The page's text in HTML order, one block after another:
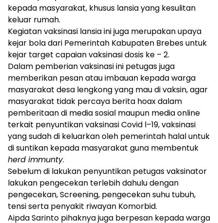
kepada masyarakat, khusus lansia yang kesulitan
keluar rumah.
Kegiatan vaksinasi lansia ini juga merupakan upaya
kejar bola dari Pemerintah Kabupaten Brebes untuk
kejar target capaian vaksinasi dosis ke – 2.
Dalam pemberian vaksinasi ini petugas juga
memberikan pesan atau imbauan kepada warga
masyarakat desa lengkong yang mau di vaksin, agar
masyarakat tidak percaya berita hoax dalam
pemberitaan di media sosial maupun media online
terkait penyuntikan vaksinasi Covid l–19, vaksinasi
yang sudah di keluarkan oleh pemerintah halal untuk
di suntikan kepada masyarakat guna membentuk
herd immunty.
Sebelum di lakukan penyuntikan petugas vaksinator
lakukan pengecekan terlebih dahulu dengan
pengecekan, Screening, pengecekan suhu tubuh,
tensi serta penyakit riwayan Komorbid.
Aipda Sarinto pihaknya juga berpesan kepada warga